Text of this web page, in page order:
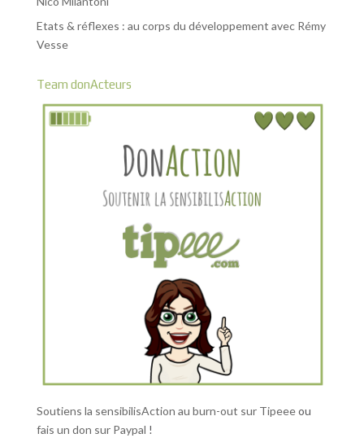
Etats & réflexes : au corps du développement avec Rémy
Vesse
Team donActeurs
Soutiens la sensibilisAction au burn-out sur Tipeeeou
fais un don sur Paypal !